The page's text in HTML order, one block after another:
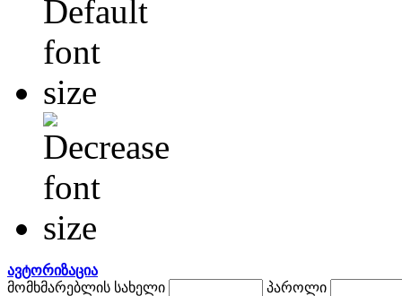
ავტორიზაცია
მომხმარებლის სახელი
პაროლი